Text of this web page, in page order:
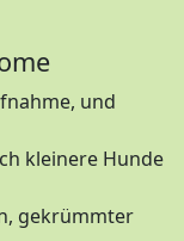
und
kleinere Hunde
gekrümmter